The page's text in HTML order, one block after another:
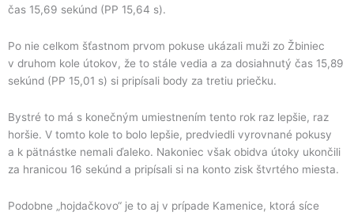
čas 15,69 sekúnd (PP 15,64 s).
Po nie celkom šťastnom prvom pokuse ukázali muži zo Žbiniec
v druhom kole útokov, že to stále vedia a za dosiahnutý čas 15,89
sekúnd (PP 15,01 s) si pripísali body za tretiu priečku.
Bystré to má s konečným umiestnením tento rok raz lepšie, raz
horšie. V tomto kole to bolo lepšie, predviedli vyrovnané pokusy
a k pätnástke nemali ďaleko. Nakoniec však obidva útoky ukončili
za hranicou 16 sekúnd a pripísali si na konto zisk štvrtého miesta.
Podobne „hojdačkovo“ je to aj v prípade Kamenice, ktorá síce